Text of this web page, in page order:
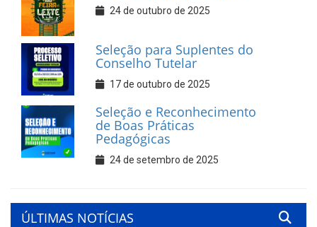
24 de outubro de 2025
Seleção para Suplentes do
Conselho Tutelar
17 de outubro de 2025
Seleção e Reconhecimento
de Boas Práticas
Pedagógicas
24 de setembro de 2025
ÚLTIMAS NOTÍCIAS